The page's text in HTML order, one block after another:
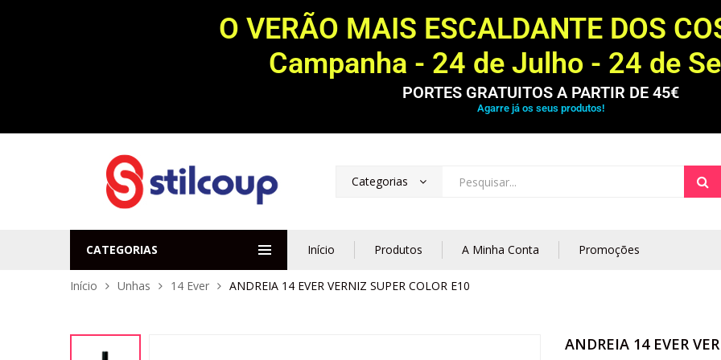
O VERÃO MAIS ESCALDANTE DOS
Campanha - 24 de Julho - 24 de
PORTES GRATUITOS A PARTIR DE 45€
Agarre já os seus produtos!
Categorias
CATEGORIAS Início Produtos A Minha Conta Promoções
Início Unhas 14 Ever ANDREIA 14 EVER VERNIZ SUPER COLOR E10
ANDREIA 14 EVER